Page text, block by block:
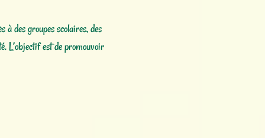
à des groupes scolaires, des
L’objectif est de promouvoir